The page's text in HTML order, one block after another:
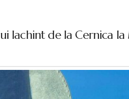
Iachint de la Cernica